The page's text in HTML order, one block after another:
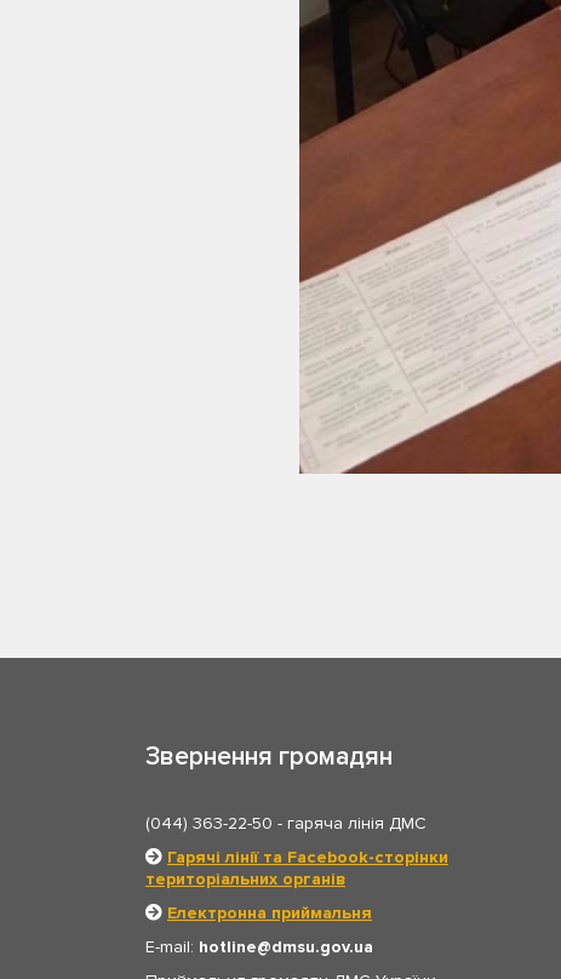
Звернення громадян
(044) 363-22-50 - гаряча лінія ДМС
Гарячі лінії та Facebook-сторінки
територіальних органів
Електронна приймальня
E-mail: hotline
dmsu.gov.ua